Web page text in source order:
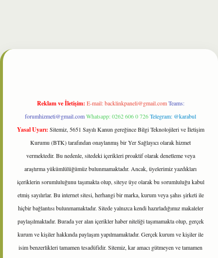
Reklam ve İletişim: E-mail:backlinkpaneli@gmail.com Teams:
forumhizmeti@gmail.comWhatsapp: 0262 606 0 726Telegram: @karabul
Yasal Uyarı: Sitemiz, 5651 Sayılı Kanun gereğince Bilgi Teknolojileri ve İletişim
Kurumu (BTK) tarafından onaylanmış bir Yer Sağlayıcı olarak hizmet
vermektedir. Bu nedenle, sitedeki içerikleri proaktif olarak denetleme veya
araştırma yükümlülüğümüz bulunmamaktadır. Ancak, üyelerimiz yazdıkları
içeriklerin sorumluluğunu taşımakta olup, siteye üye olarak bu sorumluluğu kabul
etmiş sayılırlar. Bu internet sitesi, herhangi bir marka, kurum veya şahıs şirketi ile
hiçbir bağlantısı bulunmamaktadır. Sitede yalnızca kendi hazırladığımız makaleler
paylaşılmaktadır. Burada yer alan içerikler haber niteliği taşımamakta olup, gerçek
kurum ve kişiler hakkında paylaşım yapılmamaktadır. Gerçek kurum ve kişiler ile
isim benzerlikleri tamamen tesadüfidir. Sitemiz, kar amacı gütmeyen ve tamamen